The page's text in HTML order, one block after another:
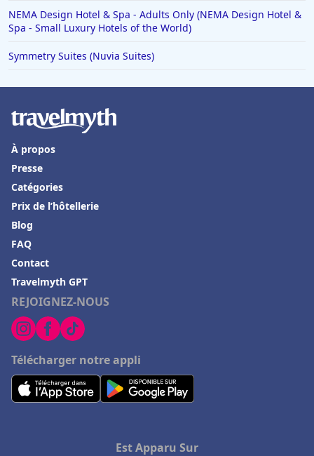
NEMA Design Hotel & Spa - Adults Only (NEMA Design Hotel &
Spa - Small Luxury Hotels of the World)
Symmetry Suites (Nuvia Suites)
REJOIGNEZ-NOUS
Télécharger notre appli
À propos
Presse
Catégories
Prix de l’hôtellerie
Blog
FAQ
Contact
Travelmyth GPT
Est Apparu Sur